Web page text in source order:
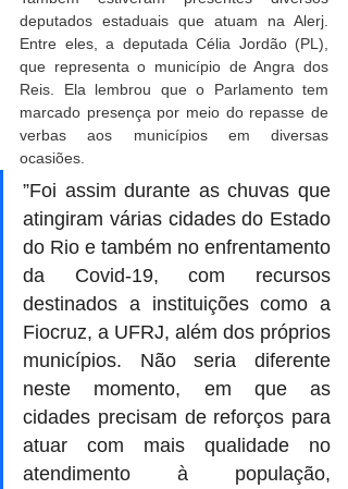
deputados estaduais que atuam na Alerj.
Entre eles, a deputada Célia Jordão (PL),
que representa o município de Angra dos
Reis. Ela lembrou que o Parlamento tem
marcado presença por meio do repasse de
verbas aos municípios em diversas
ocasiões.
”Foi assim durante as chuvas que
atingiram várias cidades do Estado
do Rio e também no enfrentamento
da Covid-19, com recursos
destinados a instituições como a
Fiocruz, a UFRJ, além dos próprios
municípios. Não seria diferente
neste momento, em que as
cidades precisam de reforços para
atuar com mais qualidade no
atendimento à população,